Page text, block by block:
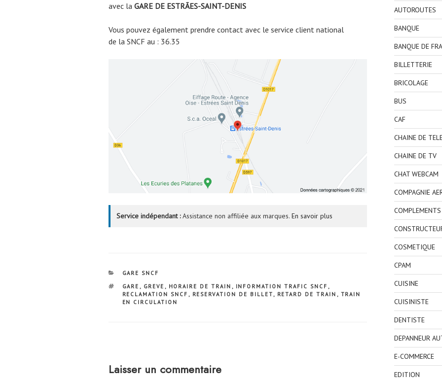
avec la GARE DE ESTRÃES-SAINT-DENIS
Vous pouvez également prendre contact avec le service client national
de la SNCF au : 36.35
Service indépendant :Assistance non affiliée aux marques. En savoir plus
CATÉGORIES
GARE SNCF
ÉTIQUETTES
GARE , GREVE , HORAIRE DE TRAIN , INFORMATION TRAFIC SNCF ,
RECLAMATION SNCF , RESERVATION DE BILLET, RETARD DE TRAIN , TRAIN
EN CIRCULATION
Laisser un commentaire
AUTOROUTES
BANQUE
BANQUE DE
BILLETTERIE
BRICOLAGE
BUS
CAF
CHAINE DE
CHAINE DE TV
CHAT WEBCAM
COMPAGNIE
COSMETIQUE
CPAM
CUISINE
CUISINISTE
DENTISTE
DEPANNEUR
E-COMMERCE
EDITION